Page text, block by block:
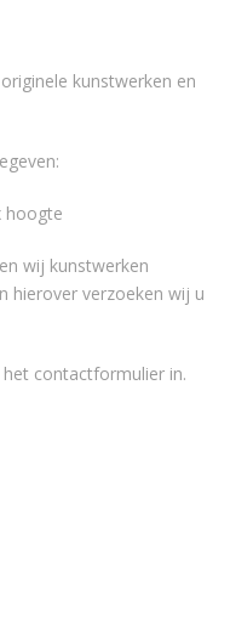
kunstwerken en
hoogte
wij kunstwerken
hierover verzoeken wij u
contactformulier in.